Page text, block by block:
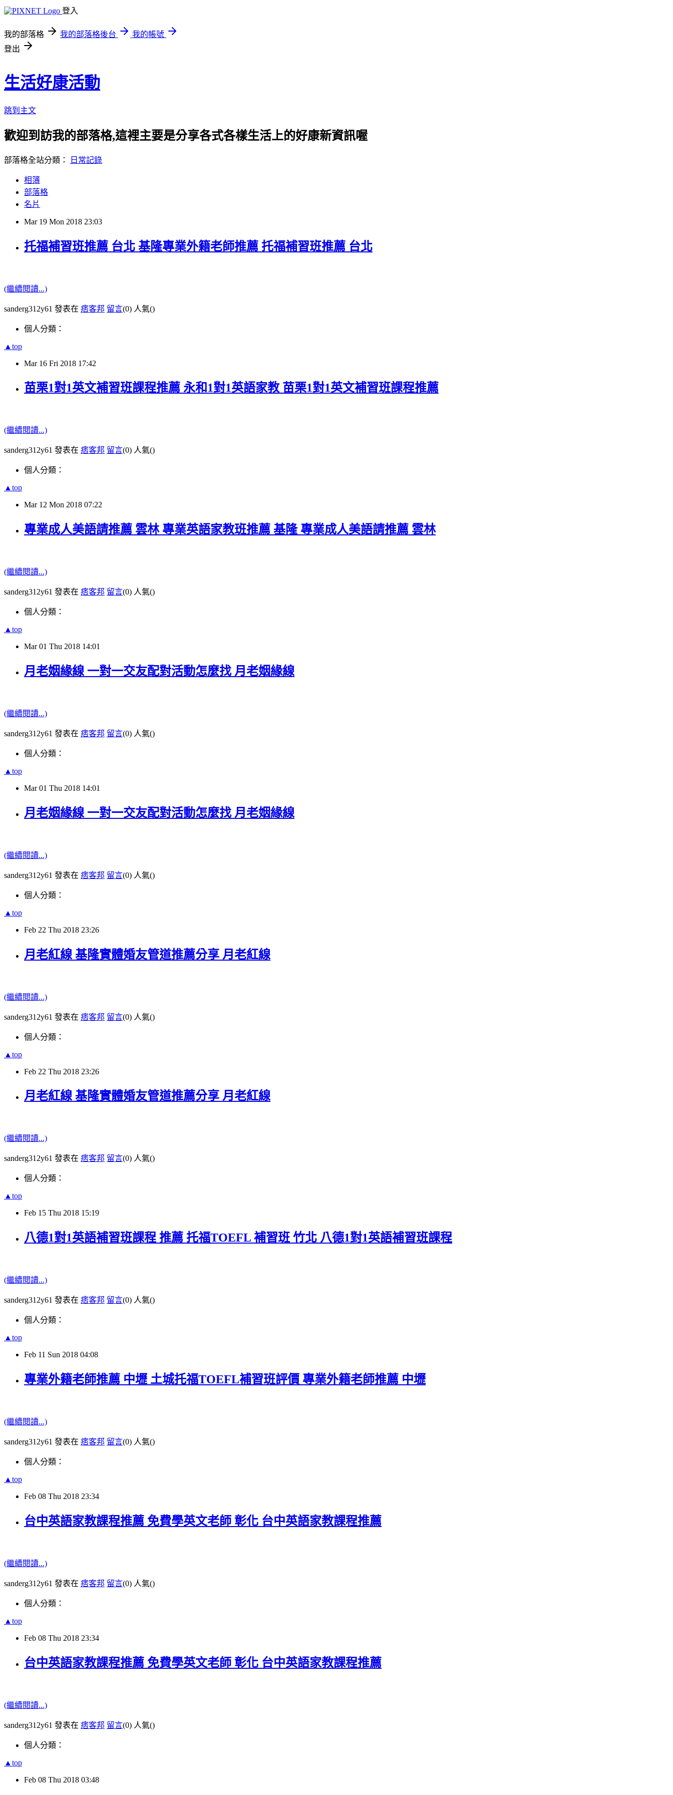
登入
我的部落格 我的部落格後台
我的帳號
登出
生活好康活動
跳到主文
歡迎到訪我的部落格,這裡主要是分享各式各樣生活上的好康新資訊喔
部落格全站分類： 日常記錄
相簿
部落格
名片
Mar 19 Mon 2018 23:03
托福補習班推薦 台北 基隆專業外籍老師推薦 托福補習班推薦 台北
(繼續閱讀...)
sanderg312y61 發表在 痞客邦 留言(0) 人氣()
個人分類：
▲top
Mar 16 Fri 2018 17:42
苗栗1對1英文補習班課程推薦 永和1對1英語家教 苗栗1對1英文補習班課程推薦
(繼續閱讀...)
sanderg312y61 發表在 痞客邦 留言(0) 人氣()
個人分類：
▲top
Mar 12 Mon 2018 07:22
專業成人美語請推薦 雲林 專業英語家教班推薦 基隆 專業成人美語請推薦 雲林
(繼續閱讀...)
sanderg312y61 發表在 痞客邦 留言(0) 人氣()
個人分類：
▲top
Mar 01 Thu 2018 14:01
月老姻緣線 一對一交友配對活動怎麼找 月老姻緣線
(繼續閱讀...)
sanderg312y61 發表在 痞客邦 留言(0) 人氣()
個人分類：
▲top
Mar 01 Thu 2018 14:01
月老姻緣線 一對一交友配對活動怎麼找 月老姻緣線
(繼續閱讀...)
sanderg312y61 發表在 痞客邦 留言(0) 人氣()
個人分類：
▲top
Feb 22 Thu 2018 23:26
月老紅線 基隆實體婚友管道推薦分享 月老紅線
(繼續閱讀...)
sanderg312y61 發表在 痞客邦 留言(0) 人氣()
個人分類：
▲top
Feb 22 Thu 2018 23:26
月老紅線 基隆實體婚友管道推薦分享 月老紅線
(繼續閱讀...)
sanderg312y61 發表在 痞客邦 留言(0) 人氣()
個人分類：
▲top
Feb 15 Thu 2018 15:19
八德1對1英語補習班課程 推薦 托福TOEFL 補習班 竹北 八德1對1英語補習班課程
(繼續閱讀...)
sanderg312y61 發表在 痞客邦 留言(0) 人氣()
個人分類：
▲top
Feb 11 Sun 2018 04:08
專業外籍老師推薦 中壢 土城托福TOEFL補習班評價 專業外籍老師推薦 中壢
(繼續閱讀...)
sanderg312y61 發表在 痞客邦 留言(0) 人氣()
個人分類：
▲top
Feb 08 Thu 2018 23:34
台中英語家教課程推薦 免費學英文老師 彰化 台中英語家教課程推薦
(繼續閱讀...)
sanderg312y61 發表在 痞客邦 留言(0) 人氣()
個人分類：
▲top
Feb 08 Thu 2018 23:34
台中英語家教課程推薦 免費學英文老師 彰化 台中英語家教課程推薦
(繼續閱讀...)
sanderg312y61 發表在 痞客邦 留言(0) 人氣()
個人分類：
▲top
Feb 08 Thu 2018 03:48